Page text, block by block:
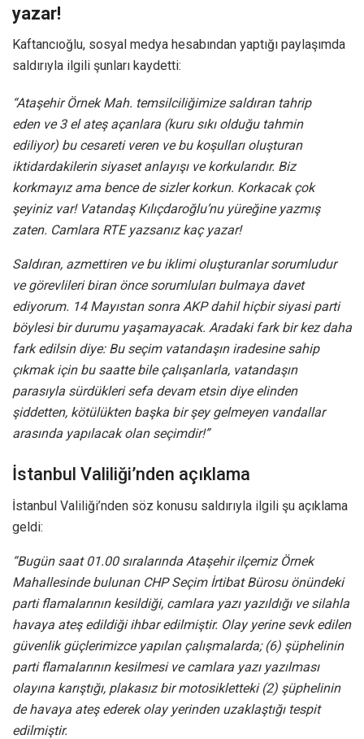
yazar!
Kaftancıoğlu, sosyal medya hesabından yaptığı paylaşımda
saldırıyla ilgili şunları kaydetti:
“Ataşehir Örnek Mah. temsilciliğimize saldıran tahrip
eden ve 3 el ateş açanlara (kuru sıkı olduğu tahmin
ediliyor) bu cesareti veren ve bu koşulları oluşturan
iktidardakilerin siyaset anlayışı ve korkularıdır. Biz
korkmayız ama bence de sizler korkun. Korkacak çok
şeyiniz var! Vatandaş Kılıçdaroğlu’nu yüreğine yazmış
zaten. Camlara RTE yazsanız kaç yazar!
Saldıran, azmettiren ve bu iklimi oluşturanlar sorumludur
ve görevlileri biran önce sorumluları bulmaya davet
ediyorum. 14 Mayıstan sonra AKP dahil hiçbir siyasi parti
böylesi bir durumu yaşamayacak. Aradaki fark bir kez daha
fark edilsin diye: Bu seçim vatandaşın iradesine sahip
çıkmak için bu saatte bile çalışanlarla, vatandaşın
parasıyla sürdükleri sefa devam etsin diye elinden
şiddetten, kötülükten başka bir şey gelmeyen vandallar
arasında yapılacak olan seçimdir!”
İstanbul Valiliği’nden açıklama
İstanbul Valiliği’nden söz konusu saldırıyla ilgili şu açıklama
geldi:
“Bugün saat 01.00 sıralarında Ataşehir ilçemiz Örnek
Mahallesinde bulunan CHP Seçim İrtibat Bürosu önündeki
parti flamalarının kesildiği, camlara yazı yazıldığı ve silahla
havaya ateş edildiği ihbar edilmiştir. Olay yerine sevk edilen
güvenlik güçlerimizce yapılan çalışmalarda; (6) şüphelinin
parti flamalarının kesilmesi ve camlara yazı yazılması
olayına karıştığı, plakasız bir motosikletteki (2) şüphelinin
de havaya ateş ederek olay yerinden uzaklaştığı tespit
edilmiştir.